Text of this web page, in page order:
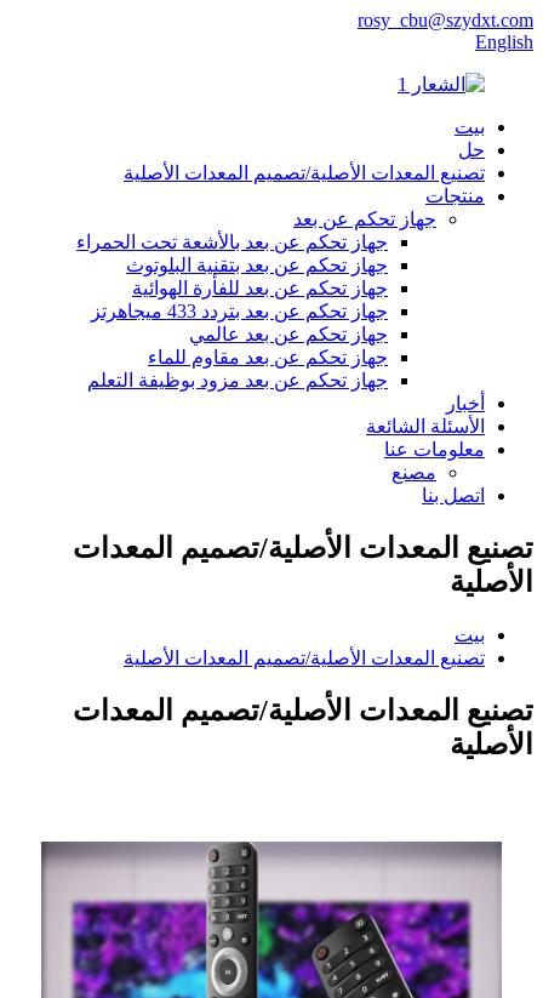
rosy_cbu@szydxt.com
English
بيت
حل
تصنيع المعدات الأصلية/تصميم المعدات الأصلية
منتجات
جهاز تحكم عن بعد
جهاز تحكم عن بعد بالأشعة تحت الحمراء
جهاز تحكم عن بعد بتقنية البلوتوث
جهاز تحكم عن بعد للفأرة الهوائية
جهاز تحكم عن بعد بتردد 433 ميجاهرتز
جهاز تحكم عن بعد عالمي
جهاز تحكم عن بعد مقاوم للماء
جهاز تحكم عن بعد مزود بوظيفة التعلم
أخبار
الأسئلة الشائعة
معلومات عنا
مصنع
اتصل بنا
تصنيع المعدات الأصلية/تصميم المعدات
الأصلية
بيت
تصنيع المعدات الأصلية/تصميم المعدات الأصلية
تصنيع المعدات الأصلية/تصميم المعدات
الأصلية